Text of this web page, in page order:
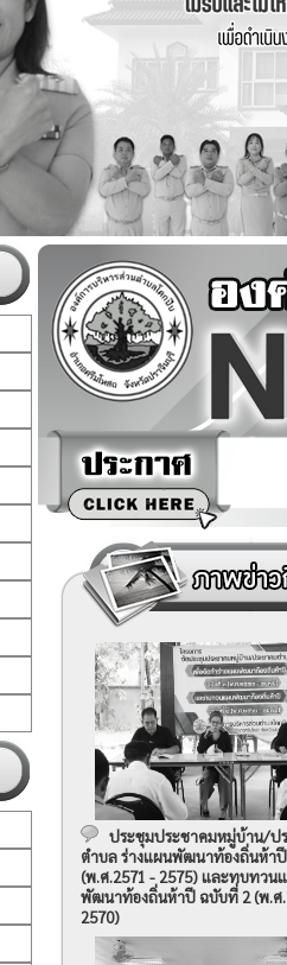
ประชุมประชาคมหมู่บ้าน/ป
ตำบล ร่างแผนพัฒนาท้องถิ่นห้า
(พ.ศ.2571 - 2575) และทบทวน
พัฒนาท้องถิ่นห้าปี ฉบับที่ 2 (พ.ศ
2570)